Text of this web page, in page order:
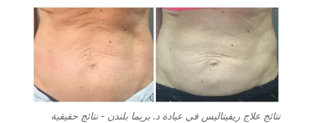
نتائج علاج ريفيتاليس في عيادة د. بريما بلندن - نتائج حقيقية